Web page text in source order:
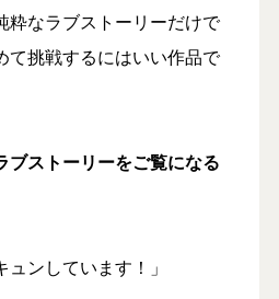
粋なラブストーリーだけで
て挑戦するにはいい作品で
ストーリーをご覧になる
ュンしています！」